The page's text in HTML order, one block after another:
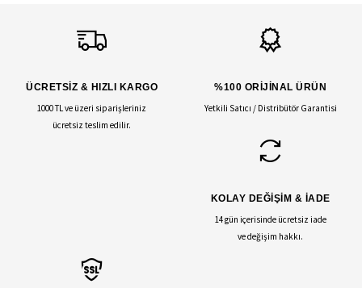
ÜCRETSİZ & HIZLI KARGO
1000 TL ve üzeri siparişleriniz
ücretsiz teslim edilir.
%100 ORİJİNAL ÜRÜN
Yetkili Satıcı / Distribütör Garantisi
KOLAY DEĞİŞİM & İADE
14 gün içerisinde ücretsiz iade
ve değişim hakkı.